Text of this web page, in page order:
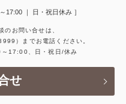
17:00 ｜ 日・祝日休み ］
のお問い合せは、
）
までお電話ください。
17:00、日・祝日/休み
せ